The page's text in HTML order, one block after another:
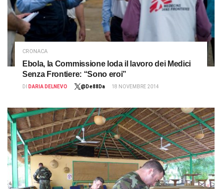
CRONACA
Ebola, la Commissione loda il lavoro dei Medici
Senza Frontiere: “Sono eroi”
DI DARIA DELNEVO @De88Da 18 NOVEMBRE 2014